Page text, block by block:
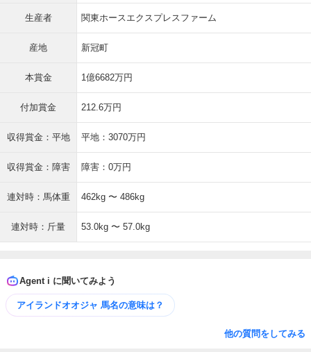
生産者 関東ホースエクスプレスファーム
産地 新冠町
本賞金 1億6682万円
付加賞金 212.6万円
収得賞金：平地 平地：3070万円
収得賞金：障害 障害：0万円
連対時：馬体重 462kg 〜 486kg
連対時：斤量 53.0kg 〜 57.0kg
Agent i に聞いてみよう
アイランドオオジャ 馬名の意味は？
他の質問をしてみる